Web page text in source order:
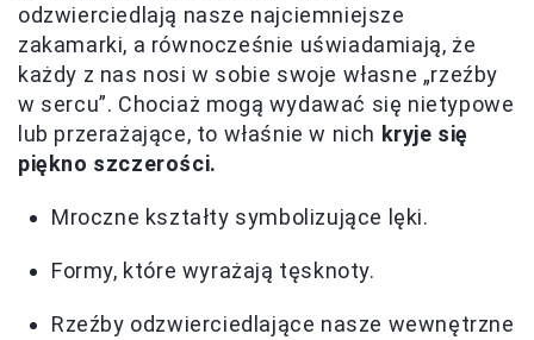
odzwierciedlają nasze najciemniejsze
zakamarki, a równocześnie uświadamiają, że
każdy z nas nosi w sobie swoje własne „rzeźby
w sercu”. Chociaż mogą wydawać się nietypowe
lub przerażające, to właśnie w nich kryje się
piękno szczerości.
Mroczne kształty symbolizujące lęki.
Formy, które wyrażają tęsknoty.
Rzeźby odzwierciedlające nasze wewnętrzne